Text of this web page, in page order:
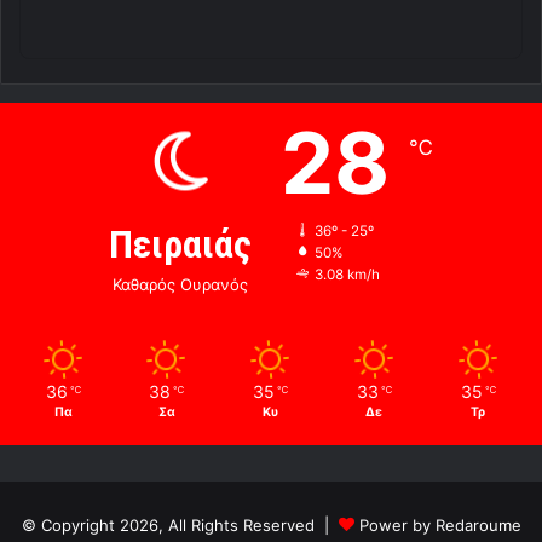
Πειραιάς
Καθαρός Ουρανός
28 ℃
36º - 25º
50%
3.08 km/h
36 ℃
Πα
38 ℃
Σα
35 ℃
Κυ
33 ℃
Δε
35 ℃
Τρ
© Copyright 2026, All Rights Reserved | Power by Redaroume